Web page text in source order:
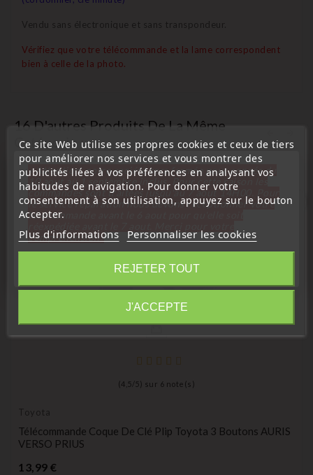
Vendu sans électronique et sans transpondeur.
Vérifiez que votre télécommande et la lame correspondent
bien à celle de la photo.
16 D'autres Produits De La Même
Catégorie :
(4,5 / 5) sur 6 note(s)
Toyota
Télécommande Coque De Clé Plip Toyota 3 Boutons AURIS
VERSO PRIUS
13,99 €
favorite_border
Ce site Web utilise ses propres cookies et ceux de tiers
pour améliorer nos services et vous montrer des
publicités liées à vos préférences en analysant vos
habitudes de navigation. Pour donner votre
consentement à son utilisation, appuyez sur le bouton
Accepter.
Plus d'informations Personnaliser les cookies
REJETER TOUT
J'ACCEPTE
« Attention, notre société sera fermée pour congés du
10 aout au 1 septembre inclus. Pour cette raison les
commandes sont traitées jusqu'au 7 aout 14H00. Pour
le service réparation nous devons réceptionner votre
télécommande avant le 6 aout pour qu'elle soit
compréhension»
Fermer
Information